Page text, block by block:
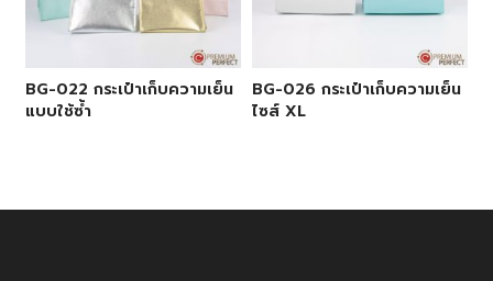
BG-022 กระเป๋าเก็บความเย็น
แบบใช้ซ้ำ
BG-026 กระเป๋าเก็บความเย็น
ไซส์ XL